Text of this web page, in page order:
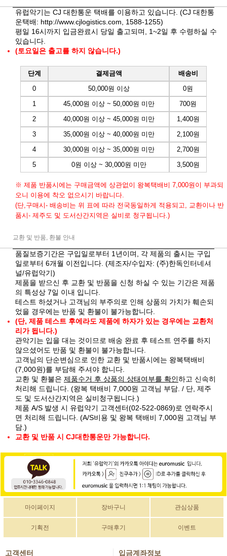
유럽악기는 CJ 대한통운 택배를 이용하고 있습니다. (CJ 대한통
운택배: http://www.cjlogistics.com , 1588-1255)
평일 16시까지 입금완료시 당일 출고되며, 1~2일 후 수령하실 수
있습니다.
(토요일은 출고를 하지 않습니다.)
단계 결제금액
배송비
0
50,000원 이상
0원
1
45,000원 이상 ~ 50,000원 미만
700원
2
40,000원 이상 ~ 45,000원 미만
1,400원
3
35,000원 이상 ~ 40,000원 미만
2,100원
4
30,000원 이상 ~ 35,000원 미만
2,700원
5
0원 이상 ~ 30,000원 미만 3,500원
※ 제품 반품시에는 구매금액에 상관없이 왕복택배비 7,000원이 부과되
오니 이용에 착오 없으시기 바랍니다.
(단,구매시- 배송비는 위 표에 따라 전국동일하게 적용되고, 교환이나 반
품시- 제주도 및 도서산간지역은 실비로 청구됩니다.)
교환 및 반품, 환불 안내
품질보증기간은 구입일로부터 1년이며, 각 제품의 출시는 구입
일로부터 6개월 이전입니다. (제조자/수입자: (주)한독인터네셔
널/유럽악기)
제품을 받으신 후 교환 및 반품을 신청 하실 수 있는 기간은 제품
의 특성상 7일 이내 입니다.
테스트 하셨거나 고객님의 부주의로 인해 상품의 가치가 훼손되
었을 경우에는 반품 및 환불이 불가능합니다.
(단, 제품 테스트 후에라도 제품에 하자가 있는 경우에는 교환처
리가 됩니다.)
관악기는 입을 대는 것이므로 배송 완료 후 테스트 연주를 하지
않으셨어도 반품 및 환불이 불가능합니다.
고객님의 단순변심으로 인한 교환 및 반품시에는 왕복택배비
(7,000원)를 부담해 주셔야 합니다.
교환 및 환불은 제품수거 후 상품의 상태여부를 확인하고 신속히
처리해 드립니다. (왕복 택배비 7,000원 고객님 부담. / 단, 제주
도 및 도서산간지역은 실비청구됩니다.)
제품 A/S 발생 시 유럽악기 고객센터(02-522-0869)로 연락주시
면 처리해 드립니다. (A/S비용 및 왕복 택배비 7,000원 고객님 부
담.)
교환 및 반품 시 CJ대한통운만 가능합니다.
마이페이지 장바구니 관심상품
기획전 구매후기 이벤트
고객센터 입금계좌정보